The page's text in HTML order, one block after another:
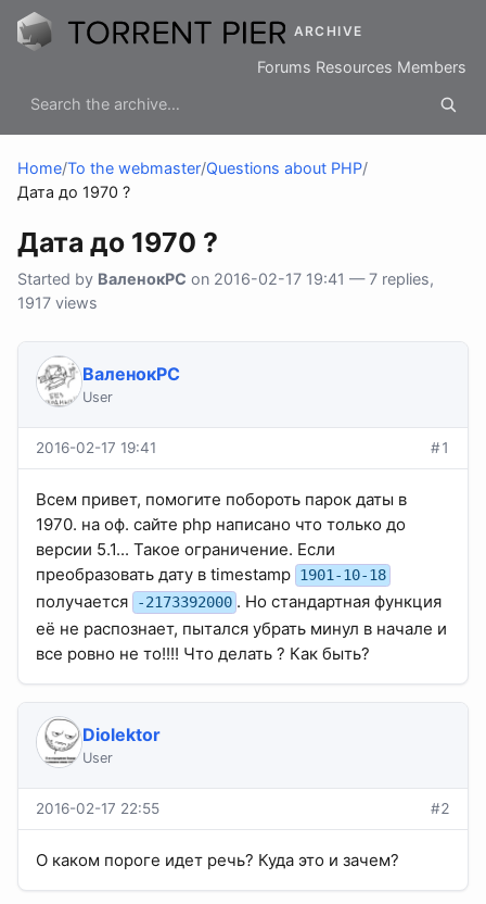
ARCHIVE
Forums Resources Members
Home/To the webmaster/Questions about PHP/
Дата до 1970 ?
Дата до 1970 ?
Started by ВаленокPC on 2016-02-17 19:41 — 7 replies,
1917 views
ВаленокPC
User
2016-02-17 19:41 #1
Всем привет, помогите побороть парок даты в
1970. на оф. сайте php написано что только до
версии 5.1... Такое ограничение. Если
преобразовать дату в timestamp 1901-10-18
получается -2173392000 . Но стандартная функция
её не распознает, пытался убрать минул в начале и
все ровно не то!!!! Что делать ? Как быть?
Diolektor
User
2016-02-17 22:55 #2
О каком пороге идет речь? Куда это и зачем?